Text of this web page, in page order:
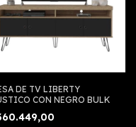
DE TV LIBERTY
CON NEGRO BULK